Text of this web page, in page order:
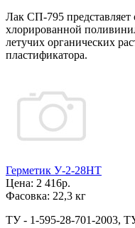
Лак СП-795 представляет
хлорированной
летучих органических
пластификатора.
Герметик У-2-28НТ
Цена: 2 416р.
Фасовка: 22,3 кг
ТУ - 1-595-28-701-2003,